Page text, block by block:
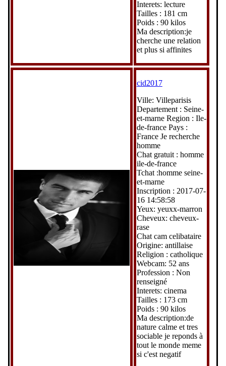
Interets: lecture
Tailles : 181 cm
Poids : 90 kilos
Ma description:je
cherche une relation
et plus si affinites
cid2017
Ville: Villeparisis
Departement : Seine-
et-marne Region : Ile-
de-france Pays :
France Je recherche
homme
Chat gratuit : homme
ile-de-france
Tchat :homme seine-
et-marne
Inscription : 2017-07-
16 14:58:58
Yeux: yeuxx-marron
Cheveux: cheveux-
rase
Chat cam celibataire
Origine: antillaise
Religion : catholique
Webcam: 52 ans
Profession : Non
renseigné
Interets: cinema
Tailles : 173 cm
Poids : 90 kilos
Ma description:de
nature calme et tres
sociable je reponds à
tout le monde meme
si c'est negatif